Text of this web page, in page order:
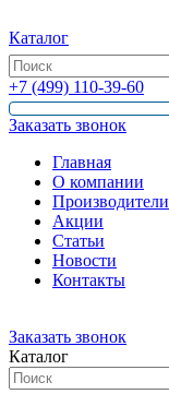
Каталог
+7 (499) 110-39-60
Заказать звонок
Главная
О компании
Производители
Акции
Статьи
Новости
Контакты
Заказать звонок
Каталог